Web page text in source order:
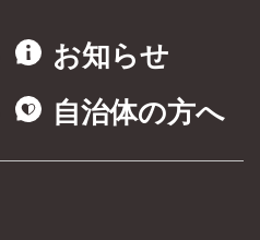
お知らせ
自治体の方へ